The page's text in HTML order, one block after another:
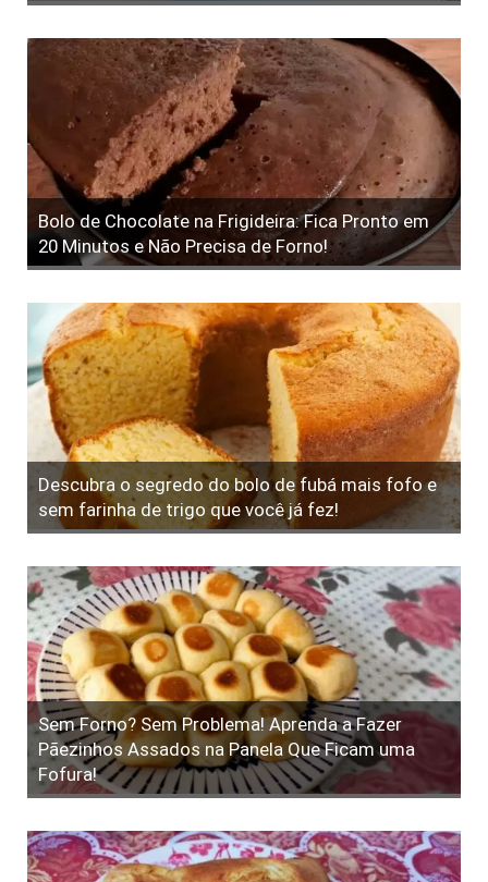
Bolo de Chocolate na Frigideira: Fica Pronto em
20 Minutos e Não Precisa de Forno!
Descubra o segredo do bolo de fubá mais fofo e
sem farinha de trigo que você já fez!
Sem Forno? Sem Problema! Aprenda a Fazer
Pãezinhos Assados na Panela Que Ficam uma
Fofura!